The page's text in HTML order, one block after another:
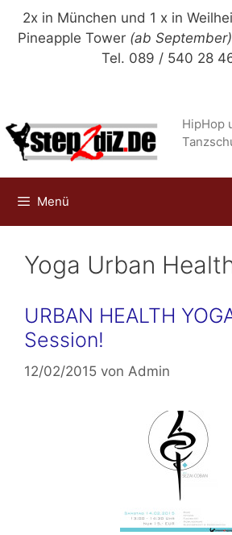
Zum
Inhalt
2x in München und 1 x in
Pineapple Tower (ab September)
Tel. 089 / 540 28
HipHop
Menü
Yoga Urban
URBAN HEALTH
Session!
12/02/2015 von Admin